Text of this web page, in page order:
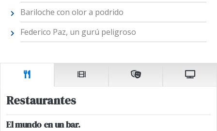
Bariloche con olor a podrido
Federico Paz, un gurú peligroso
Restaurantes
El mundo en un bar.